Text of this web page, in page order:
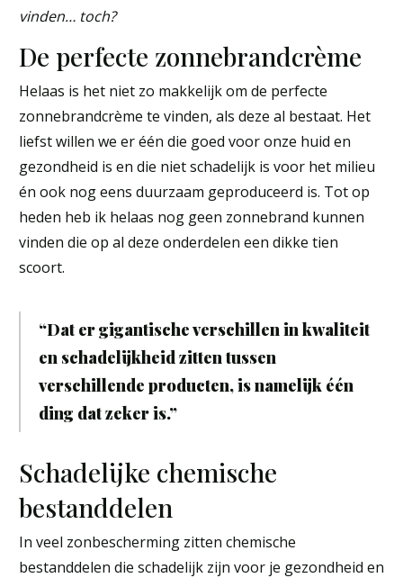
vinden… toch?
De perfecte zonnebrandcrème
Helaas is het niet zo makkelijk om de perfecte
zonnebrandcrème te vinden, als deze al bestaat. Het
liefst willen we er één die goed voor onze huid en
gezondheid is en die niet schadelijk is voor het milieu
én ook nog eens duurzaam geproduceerd is. Tot op
heden heb ik helaas nog geen zonnebrand kunnen
vinden die op al deze onderdelen een dikke tien
scoort.
“Dat er gigantische verschillen in kwaliteit
en schadelijkheid zitten tussen
verschillende producten, is namelijk één
ding dat zeker is.”
Schadelijke chemische
bestanddelen
In veel zonbescherming zitten chemische
bestanddelen die schadelijk zijn voor je gezondheid en